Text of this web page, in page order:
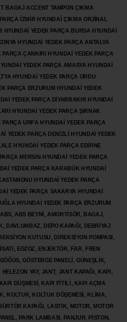
BAGAJ ACCENT TAMPON ÇIKMA
İZMİR HYUNDAİ ÇIKMA ORJİNAL
YEDEK PARÇA BURSA HYUNDAİ
HYUNDAİ YEDEK PARÇA ANTALYA
ÇANKIRI HYUNDAİ YEDEK PARÇA
YEDEK PARÇA AMASYA HYUNDAİ
HYUNDAİ YEDEK PARÇA ORDU
PARÇA ERZURUM HYUNDAİ YEDEK
YEDEK PARÇA DİYARBAKIR HYUNDAİ
HYUNDAİ YEDEK PARÇA ŞIRNAK
URFA HYUNDAİ YEDEK PARÇA
YEDEK PARÇA DENİZLİ HYUNDAİ YEDEK
HYUNDAİ YEDEK PARÇA EDİRNE
MERSİN HYUNDAİ YEDEK PARÇA
YEDEK PARÇA KARABÜK HYUNDAİ
HYUNDAİ YEDEK PARÇA
YEDEK PARÇA SAKARYA HYUNDAİ
HYUNDAİ YEDEK PARÇA ERZURUM
ABS BEYNİ, AMORTİSÖR, BAGAJ,
DAVLUMBAZ, DEPO KAPAĞI, DEBRİYAJ
KUTUSU, DİREKSİYON POMPASI,
EGZOZ, ENJEKTÖR,
FAR, FREN
GÖSTERGE PANELİ, GÜNEŞLİK,
YAY, JANT, JANT KAPAĞI, KAPI,
DÜŞMESİ, KAPI FİTİLİ, KAPI AÇMA
KOLTUK, KOLTUK DÖŞEMESİ, KLİMA,
KAPAĞI, LASTİK, MOTOR, MOTOR
PARK LAMBASI, PANJUR, PİSTON,